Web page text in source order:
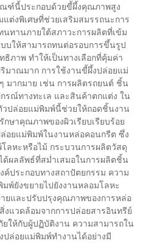
ฑ์นี้ประกอบด้วยขี้ผึ้งคุณภาพสูง
แต่งพิเศษที่ช่วยเสริมสมรรถนะการ
ทานภายใต้สภาวะการผลิตที่เข้ม
บให้สามารถทนต่อรอบการขึ้นรูป
ภาพ ทำให้เป็นทางเลือกที่คุ้มค่า
มาณมาก การใช้งานขี้ผึ้งปล่อยแม่
มากมาย เช่น การผลิตรถยนต์ ชิ้น
รณ์ทางทะเล และสินค้าตกแต่ง ใน
วปล่อยแม่พิมพ์นี้ช่วยให้ถอดชิ้นงาน
ษาคุณภาพของผิวเรียบเรียบร้อย
อยแม่พิมพ์ในงานหล่อคอนกรีต ซึ่ง
ลหะหรือไม้ กระบวนการผลิตวัสดุ
ผลลัพธ์ที่สม่ำเสมอในการผลิตชิ้น
ค์ประกอบทางสถาปัตยกรรม ความ
พ์ยังขยายไปยังงานหลอมโลหะ
ยและปรับปรุงคุณภาพของการหล่อ
แวดล้อมจากการปล่อยสารอินทรีย์
ให้กับผู้ปฏิบัติงาน ความสามารถใน
ล่อยแม่พิมพ์ทำงานได้อย่างมี